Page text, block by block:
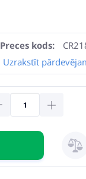
Preces kods: